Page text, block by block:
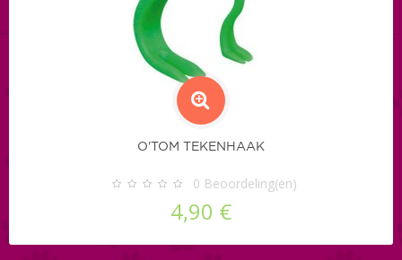
O'TOM TEKENHAAK
0 Beoordeling(en)
4,90 €